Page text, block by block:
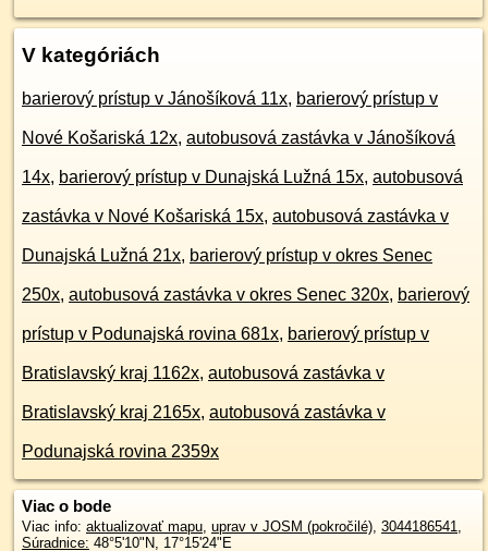
V kategóriách
barierový prístup v Jánošíková 11x, barierový prístup v
Nové Košariská 12x, autobusová zastávka v Jánošíková
14x, barierový prístup v Dunajská Lužná 15x, autobusová
zastávka v Nové Košariská 15x, autobusová zastávka v
Dunajská Lužná 21x, barierový prístup v okres Senec
250x, autobusová zastávka v okres Senec 320x, barierový
prístup v Podunajská rovina 681x, barierový prístup v
Bratislavský kraj 1162x, autobusová zastávka v
Bratislavský kraj 2165x, autobusová zastávka v
Podunajská rovina 2359x
Viac o bode
Viac info: aktualizovať mapu, uprav v JOSM (pokročilé), 3044186541,
Súradnice: 48°5'10"N, 17°15'24"E